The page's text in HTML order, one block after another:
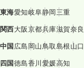
東海愛知岐阜静岡三重
関西大阪京都兵庫滋賀奈良
中国広島岡山鳥取島根山口
四国徳島香川愛媛高知